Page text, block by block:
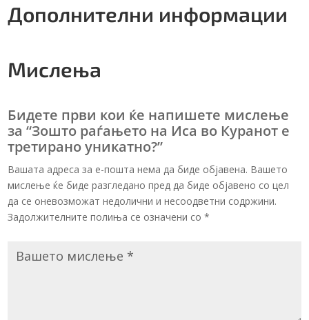
e
Дополнителни информации
Мислења
Бидете први кои ќе напишете мислење
за “Зошто раѓањето на Иса во Куранот е
третирано уникатно?”
Вашата адреса за е-пошта нема да биде објавена. Вашето
мислење ќе биде разгледано пред да биде објавено со цел
да се оневозможат недолични и несоодветни содржини.
Задолжителните полиња се означени со*